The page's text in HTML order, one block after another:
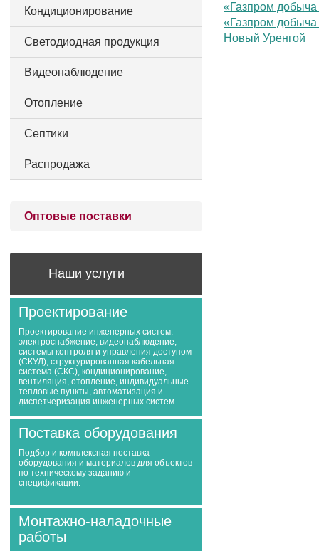
Кондиционирование
Светодиодная продукция
Видеонаблюдение
Отопление
Септики
Распродажа
Оптовые поставки
Наши услуги
Проектирование
Проектирование инженерных систем:
электроснабжение, видеонаблюдение,
системы контроля и управления доступом
(СКУД), структурированная кабельная
система (СКС), кондиционирование,
вентиляция, отопление, индивидуальные
тепловые пункты, автоматизация и
диспетчеризация инженерных систем.
Поставка оборудования
Подбор и комплексная поставка
оборудования и материалов для объектов
по техническому заданию и
спецификации.
Монтажно-наладочные
работы